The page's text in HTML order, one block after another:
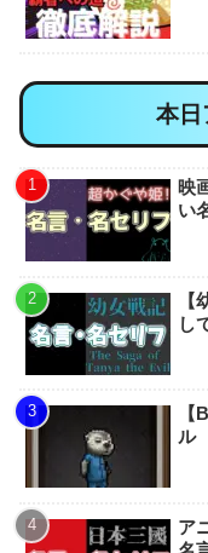
本日
映
い
し
ル
ア